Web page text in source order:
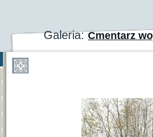
Galeria:Cmentarz